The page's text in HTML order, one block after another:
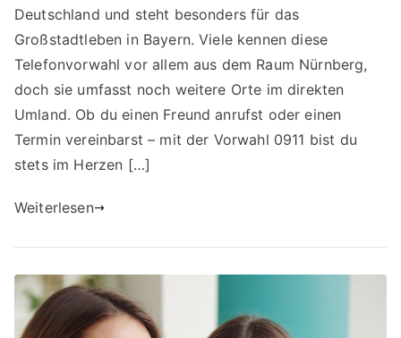
Deutschland und steht besonders für das
Großstadtleben in Bayern. Viele kennen diese
Telefonvorwahl vor allem aus dem Raum Nürnberg,
doch sie umfasst noch weitere Orte im direkten
Umland. Ob du einen Freund anrufst oder einen
Termin vereinbarst – mit der Vorwahl 0911 bist du
stets im Herzen […]
Weiterlesen